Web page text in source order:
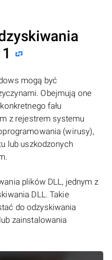
mogą być
Obejmują one
fału
z rejestrem systemu
(wirusy),
lub uszkodzonych
plików DLL, jednym z
DLL. Takie
do odzyskiwania
zainstalowania